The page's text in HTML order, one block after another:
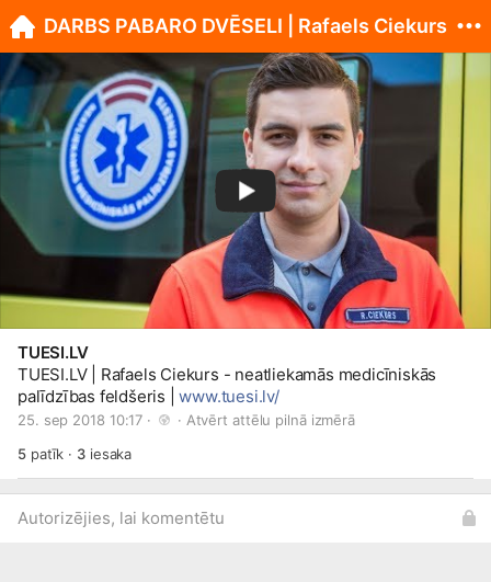
TUESI.LV
TUESI.LV| Rafaels Ciekurs - neatliekamās medicīniskās
palīdzības feldšeris |www.tuesi.lv/
25. sep 2018 10:17 · · Atvērt attēlu pilnā izmērā
5patīk · 3iesaka
Autorizējies, lai komentētu
DARBS PABARO DVĒSELI | Rafaels Ciekurs